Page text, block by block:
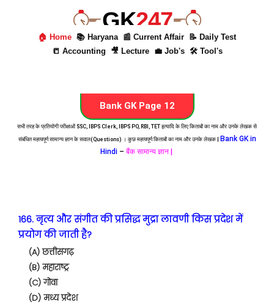
GK247
🏠 Home 📚 Haryana 📰 Current Affair
📝 Daily Test
📒 Accounting
🎥 Lecture 💼 Job's 🛠 Tool's
Bank GK Page 12
सभी तरह के प्रतियोगी परीक्षाओं SSC, IBPS Clerk, IBPS PO, RBI, TET इत्यादि के लिए किताबों का नाम और उनके लेखक से
संबंधित महत्वपूर्ण सामान्य ज्ञान के सवाल(Questions) । कुछ महत्वपूर्ण किताबों का नाम और उनके लेखक |
Bank GK in
Hindi– बैंक सामान्य ज्ञान |
166. नृत्य और संगीत की प्रसिद्ध मुद्रा लावणी किस प्रदेश में
प्रयोग की जाती है?
(A) छत्तीसगढ़
(B) महाराष्ट्र
(C) गोवा
(D) मध्य प्रदेश